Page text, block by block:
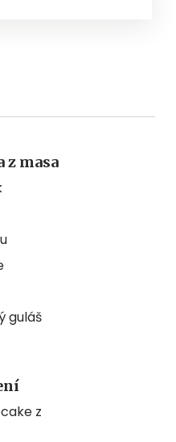
z masa
guláš
z